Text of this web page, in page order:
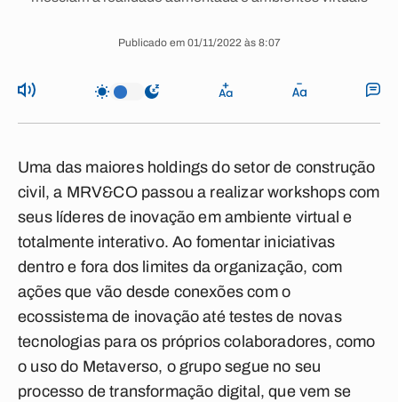
Publicado em 01/11/2022 às 8:07
Uma das maiores holdings do setor de construção
civil, a MRV&CO passou a realizar workshops com
seus líderes de inovação em ambiente virtual e
totalmente interativo. Ao fomentar iniciativas
dentro e fora dos limites da organização, com
ações que vão desde conexões com o
ecossistema de inovação até testes de novas
tecnologias para os próprios colaboradores, como
o uso do Metaverso, o grupo segue no seu
processo de transformação digital, que vem se